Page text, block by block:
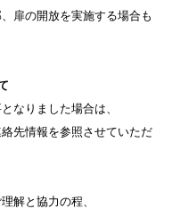
扉の開放を実施する場合も
なりました場合は、
先情報を参照させていただ
解と協力の程、